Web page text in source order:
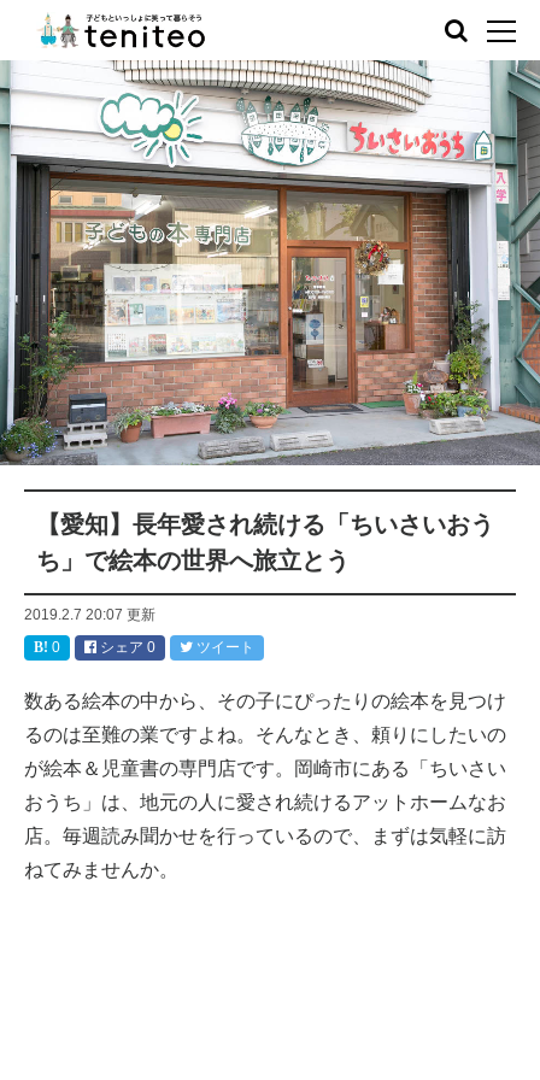
【愛知】長年愛され続ける「ちいさいおう
ち」で絵本の世界へ旅立とう
2019.2.7 20:07 更新
0
シェア 0 ツイート
数ある絵本の中から、その子にぴったりの絵本を見つけ
るのは至難の業ですよね。そんなとき、頼りにしたいの
が絵本＆児童書の専門店です。岡崎市にある「ちいさい
おうち」は、地元の人に愛され続けるアットホームなお
店。毎週読み聞かせを行っているので、まずは気軽に訪
ねてみませんか。